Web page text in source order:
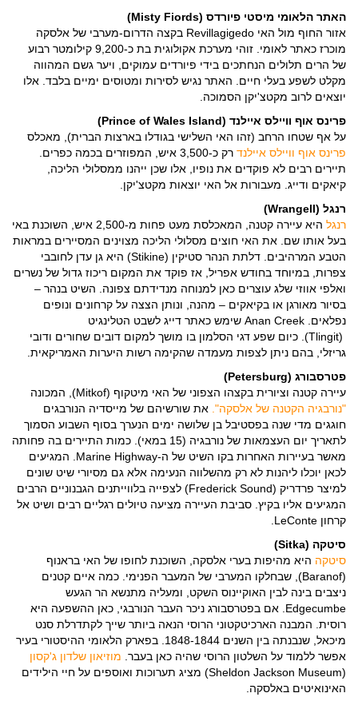
האתר הלאומי מיסטי פיורדס (Misty Fiords)
אזור החוף מול האי Revillagigedo בקצה הדרום-מערבי של אלסקה
מוכרז כאתר לאומי. זוהי מערכת אקולוגית בת כ-9,200 קילומטר רבוע
של הרים תלולים הנחתכים בידי פיורדים עמוקים, ויער גשם המהווה
מקלט לשפע בעלי חיים. האתר נגיש לסירות ומטוסים ימיים בלבד. אלו
יוצאים לרוב מקטצ'יקן הסמוכה.
פרינס אוף וויילס איילנד (Prince of Wales Island)
על אף שטחו הרחב (זהו האי השלישי בגודלו בארצות הברית), מאכלס
פרינס אוף וויילס איילנד
רק כ-3,500 איש, המפוזרים בכמה כפרים.
תיירים רבים לא פוקדים את נופיו, אלו שכן ייהנו ממסלולי הליכה,
קיאקים ודייג. מעבורות אל האי יוצאות מקטצ'יקן.
רנגל (Wrangell)
רנגל
היא עיירה קטנה, המאכלסת מעט פחות מ-2,500 איש, השוכנת באי
בעל אותו שם. את האי חוצים מסלולי הליכה מצוינים המסיירים במראות
הטבע המרהיבים. דלתת הנהר סטיקין (Stikine) היא גן עדן לחובבי
צפרות, במיוחד בחודש אפריל, אז פוקד את המקום ריכוז גדול של נשרים
ואלפי אווזי שלג עוצרים כאן למנוחה מנדידתם צפונה. השיט בנהר –
בסיור מאורגן או בקיאקים – מהנה, ונותן הצצה על קרחונים ונופים
נפלאים. Anan Creek שימש כאתר דייג לשבט הטלינגיט
(Tlingit). כיום שפע דגי הסלמון בו מושך למקום דובים שחורים ודובי
גריזלי, בהם ניתן לצפות מעמדה שהקימה רשות היערות האמריקאית.
פטרסבורג (Petersburg)
עיירה קטנה וציורית בקצהו הצפוני של האי מיטקוף (Mitkof), המכונה
"נורבגיה הקטנה של אלסקה". את שורשיהם של מייסדיה הנורבגים
חוגגים מדי שנה בפסטיבל בן שלושה ימים הנערך בסוף השבוע הסמוך
לתאריך יום העצמאות של נורבגיה (15 במאי). כמות התיירים בה פחותה
מאשר בעיירות האחרות בקו השיט של ה-Marine Highway. המגיעים
לכאן יוכלו ליהנות לא רק מהשלווה הנעימה אלא גם מסיורי שיט שונים
למיצר פרדריק (Frederick Sound) לצפייה בלווייתנים הגבנוניים הרבים
המגיעים אליו בקיץ. סביבת העיירה מציעה טיולים רגליים רבים ושיט אל
קרחון LeConte.
סיטקה (Sitka)
סיטקה היא מהיפות בערי אלסקה, השוכנת לחופו של האי בראנוף
(Baranof), שבחלקו המערבי של המעבר הפנימי. כמה איים קטנים
ניצבים בינה לבין האוקיינוס השקט, ומעליה מתנשא הר הגעש
Edgecumbe. אם בפטרסבורג ניכר העבר הנורבגי, כאן ההשפעה היא
רוסית. המבנה הארכיטקטוני הרוסי הנאה ביותר שייך לקתדרלת סנט
מיכאל, שנבנתה בין השנים 1848-1844. בפארק הלאומי ההיסטורי בעיר
אפשר ללמוד על השלטון הרוסי שהיה כאן בעבר. מוזיאון שלדון ג'קסון
(Sheldon Jackson Museum) מציג תערוכות ואוספים על חיי הילידים
האינואיטים באלסקה.